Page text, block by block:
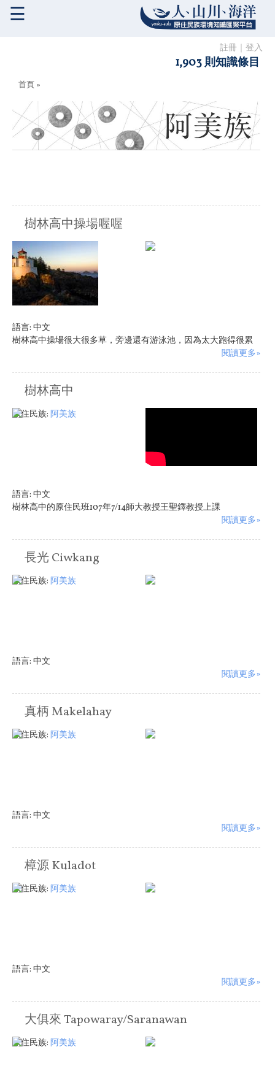
註冊 登入
1,903 則知識條目
☰
您在這裡
首頁 »
樹林高中操場喔喔
原住民族:阿美族
語言: 中文
樹林高中操場很大很多草，旁邊還有游泳池，因為太大跑得很累
閱讀更多»
樹林高中
原住民族: 阿美族
語言: 中文
樹林高中的原住民班107年7/14師大教授王聖鐸教授上課
閱讀更多»
長光 Ciwkang
原住民族: 阿美族
語言: 中文
閱讀更多»
真柄 Makelahay
原住民族: 阿美族
語言: 中文
閱讀更多»
樟源 Kuladot
原住民族: 阿美族
語言: 中文
閱讀更多»
大俱來 Tapowaray/Saranawan
原住民族: 阿美族